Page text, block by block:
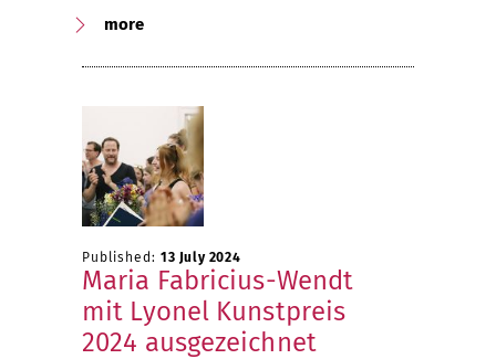
more
Published: 13 July 2024
Maria Fabricius-Wendt
mit Lyonel Kunstpreis
2024 ausgezeichnet